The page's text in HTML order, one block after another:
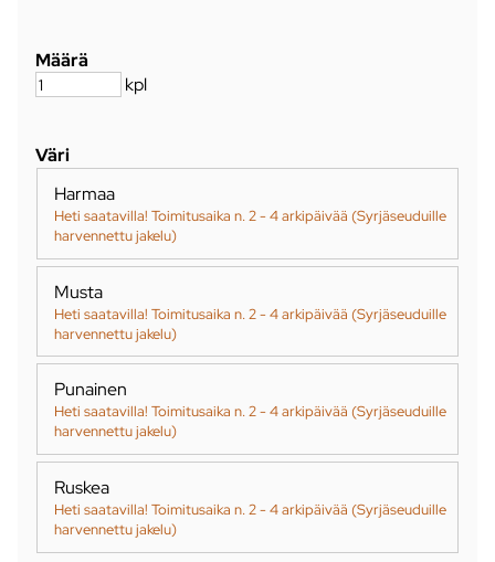
Määrä
kpl
Väri
Harmaa
Heti saatavilla! Toimitusaika n. 2 - 4 arkipäivää (Syrjäseuduille
harvennettu jakelu)
Musta
Heti saatavilla! Toimitusaika n. 2 - 4 arkipäivää (Syrjäseuduille
harvennettu jakelu)
Punainen
Heti saatavilla! Toimitusaika n. 2 - 4 arkipäivää (Syrjäseuduille
harvennettu jakelu)
Ruskea
Heti saatavilla! Toimitusaika n. 2 - 4 arkipäivää (Syrjäseuduille
harvennettu jakelu)